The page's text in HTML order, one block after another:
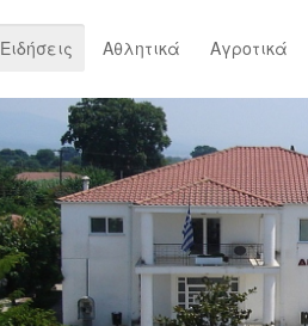
Ειδήσεις Αθλητικά Αγροτικά